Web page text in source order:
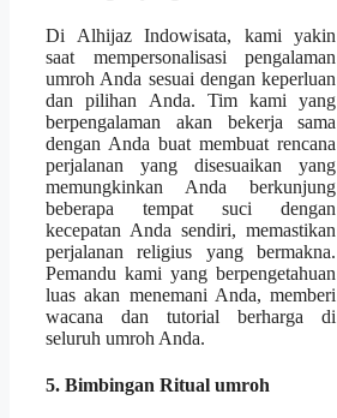
Di Alhijaz Indowisata, kami yakin
saat mempersonalisasi pengalaman
umroh Anda sesuai dengan keperluan
dan pilihan Anda. Tim kami yang
berpengalaman akan bekerja sama
dengan Anda buat membuat rencana
perjalanan yang disesuaikan yang
memungkinkan Anda berkunjung
beberapa tempat suci dengan
kecepatan Anda sendiri, memastikan
perjalanan religius yang bermakna.
Pemandu kami yang berpengetahuan
luas akan menemani Anda, memberi
wacana dan tutorial berharga di
seluruh umroh Anda.
5. Bimbingan Ritual umroh